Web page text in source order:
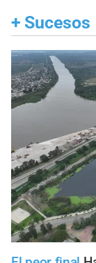
+ Sucesos